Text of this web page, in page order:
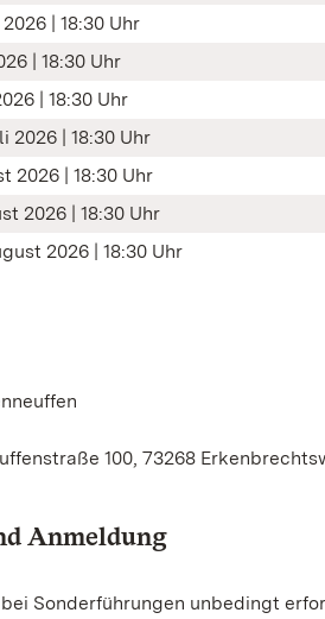
| 18:30 Uhr
| 18:30 Uhr
| 18:30 Uhr
2026 | 18:30 Uhr
2026 | 18:30 Uhr
2026 | 18:30 Uhr
2026 | 18:30 Uhr
100, 73268
Anmeldung
Sonderführungen unbedingt